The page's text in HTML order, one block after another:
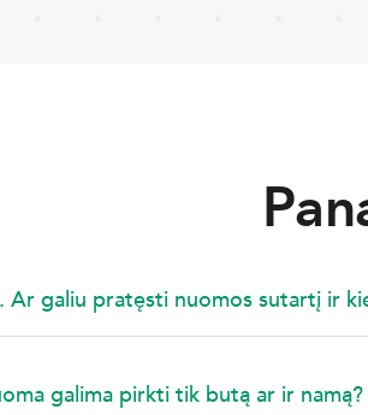
Ar galiu pratęsti nuomos sutartį ir
galima pirkti tik butą ar ir namą?